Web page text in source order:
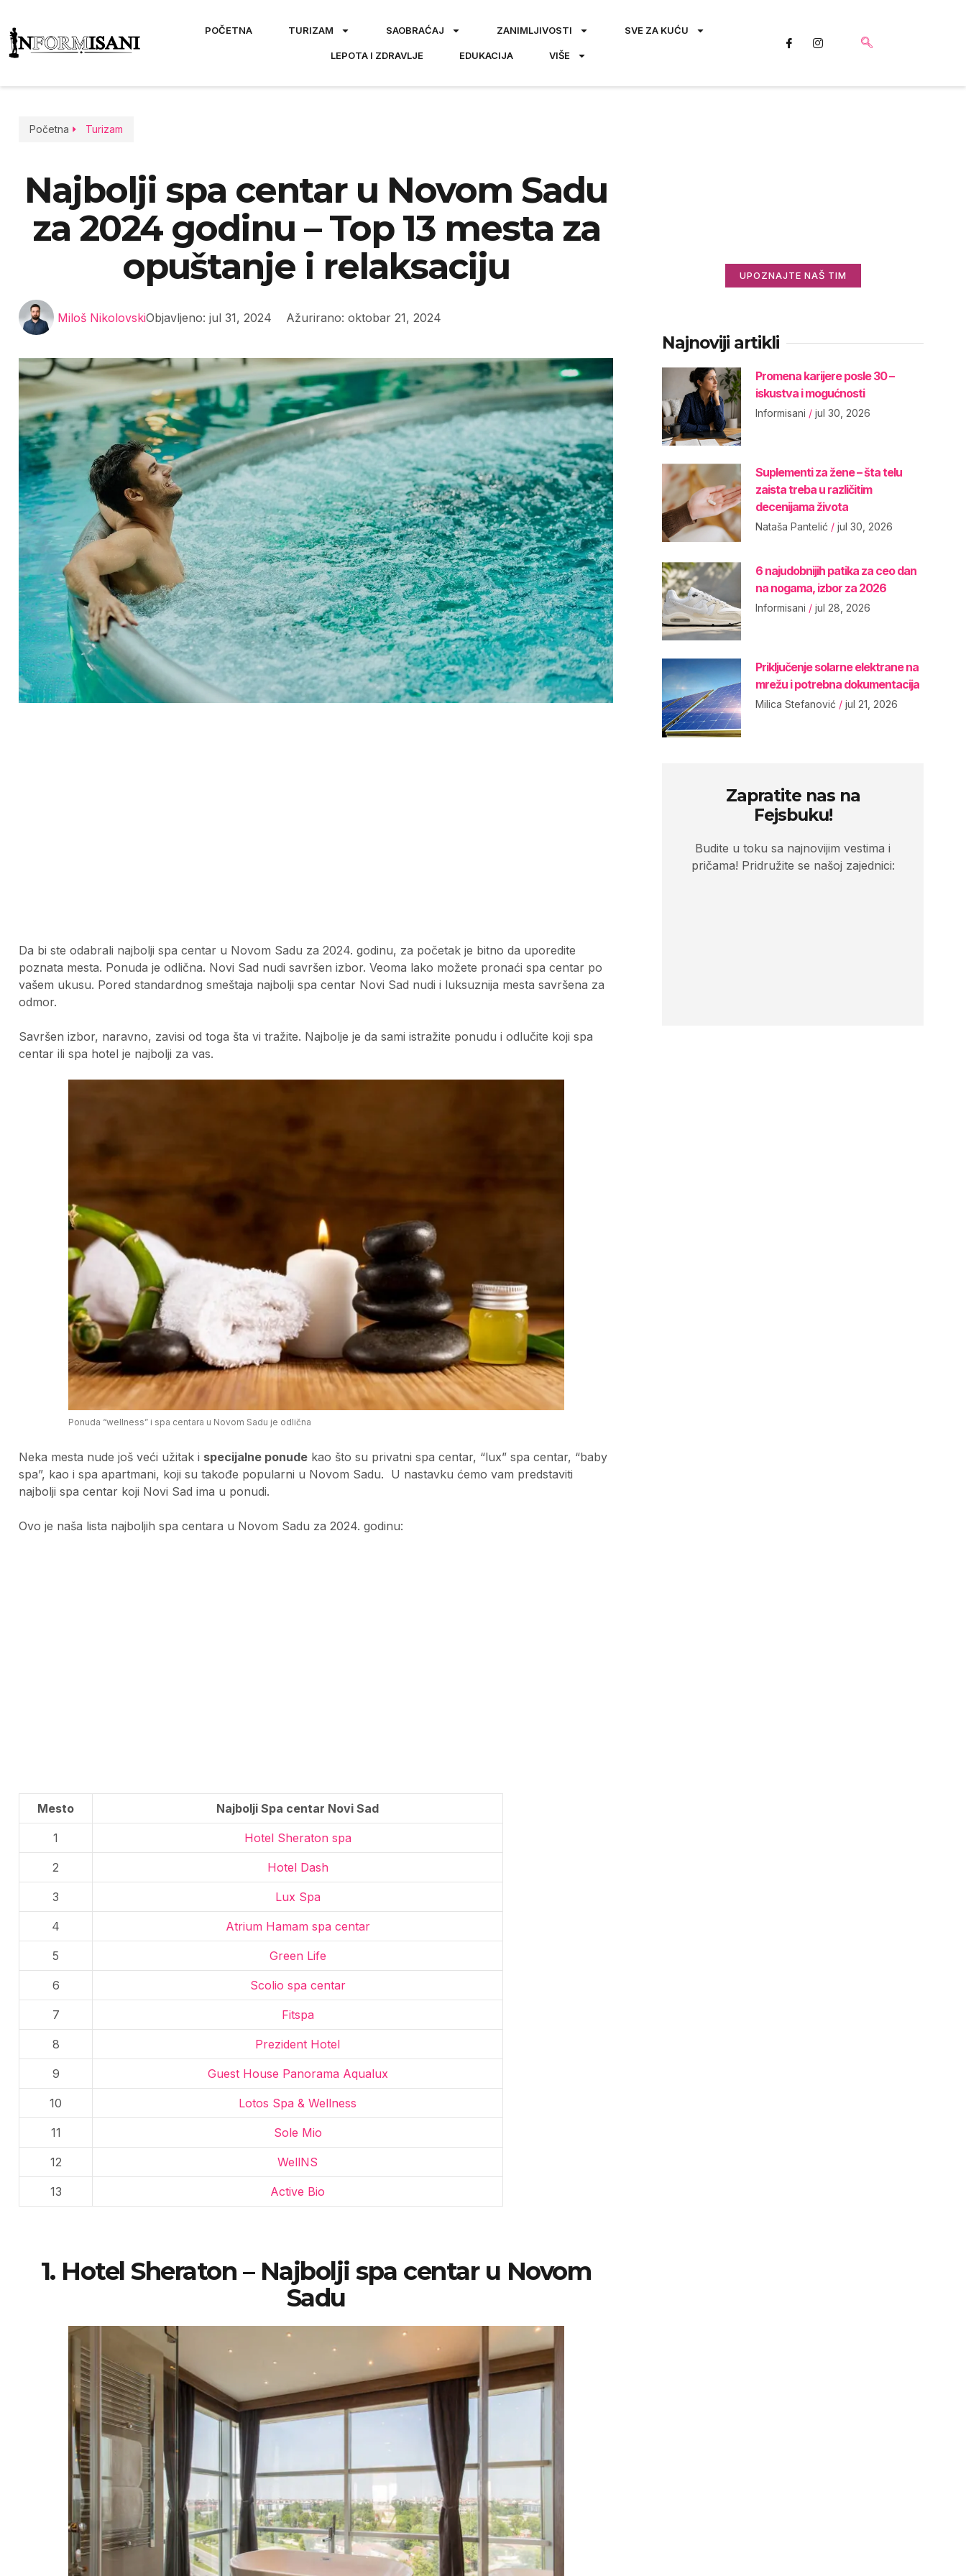
POČETNA TURIZAM SAOBRAĆAJ ZANIMLJIVOSTI SVE ZA KUĆU
LEPOTA I ZDRAVLJE EDUKACIJA VIŠE
Početna Turizam
Najbolji spa centar u Novom Sadu
za 2024 godinu – Top 13 mesta za
opuštanje i relaksaciju
Miloš NikolovskiObjavljeno: jul 31, 2024 Ažurirano: oktobar 21, 2024
Da bi ste odabrali najbolji spa centar u Novom Sadu za 2024. godinu, za početak je bitno da uporedite
poznata mesta. Ponuda je odlična. Novi Sad nudi savršen izbor. Veoma lako možete pronaći spa centar po
vašem ukusu. Pored standardnog smeštaja najbolji spa centar Novi Sad nudi i luksuznija mesta savršena za
odmor.
Savršen izbor, naravno, zavisi od toga šta vi tražite. Najbolje je da sami istražite ponudu i odlučite koji spa
centar ili spa hotel je najbolji za vas.
Ponuda “wellness” i spa centara u Novom Sadu je odlična
Neka mesta nude još veći užitak i specijalne ponude kao što su privatni spa centar, “lux” spa centar, “baby
spa”, kao i spa apartmani, koji su takođe popularni u Novom Sadu. U nastavku ćemo vam predstaviti
najbolji spa centar koji Novi Sad ima u ponudi.
Ovo je naša lista najboljih spa centara u Novom Sadu za 2024. godinu:
Mesto Najbolji Spa centar Novi Sad
1 Hotel Sheraton spa
2 Hotel Dash
3 Lux Spa
4 Atrium Hamam spa centar
5 Green Life
6 Scolio spa centar
7 Fitspa
8 Prezident Hotel
9 Guest House Panorama Aqualux
10 Lotos Spa & Wellness
11 Sole Mio
12 WellNS
13 Active Bio
1. Hotel Sheraton – Najbolji spa centar u Novom
Sadu
UPOZNAJTE NAŠ TIM
Najnoviji artikli
Promena karijere posle 30 –
iskustva i mogućnosti
Informisani jul 30, 2026
Suplementi za žene – šta telu
zaista treba u različitim
decenijama života
Nataša Pantelić jul 30, 2026
6 najudobnijih patika za ceo dan
na nogama, izbor za 2026
Informisani jul 28, 2026
Priključenje solarne elektrane na
mrežu i potrebna dokumentacija
Milica Stefanović jul 21, 2026
Zapratite nas na
Fejsbuku!
Budite u toku sa najnovijim vestima i
pričama! Pridružite se našoj zajednici: